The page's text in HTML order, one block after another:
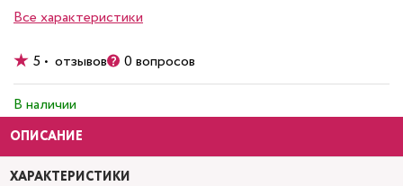
Все характеристики
5 • отзывов 0 вопросов
В наличии
ОПИСАНИЕ
ХАРАКТЕРИСТИКИ